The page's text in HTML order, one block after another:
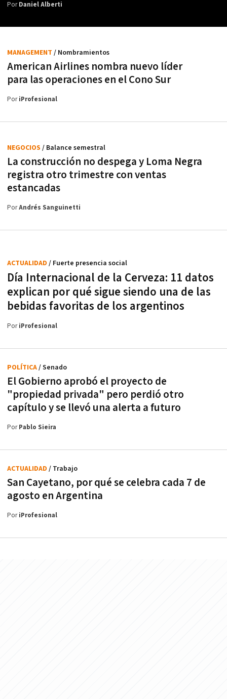
PorDaniel Alberti
American Airlines nombra nuevo líder
para las operaciones en el Cono Sur
MANAGEMENT / Nombramientos
PoriProfesional
La construcción no despega y Loma Negra
registra otro trimestre con ventas
estancadas
NEGOCIOS / Balance semestral
PorAndrés Sanguinetti
Día Internacional de la Cerveza: 11 datos
explican por qué sigue siendo una de las
bebidas favoritas de los argentinos
ACTUALIDAD / Fuerte presencia social
PoriProfesional
El Gobierno aprobó el proyecto de
"propiedad privada" pero perdió otro
capítulo y se llevó una alerta a futuro
POLÍTICA/ Senado
PorPablo Sieira
San Cayetano, por qué se celebra cada 7 de
agosto en Argentina
ACTUALIDAD / Trabajo
PoriProfesional